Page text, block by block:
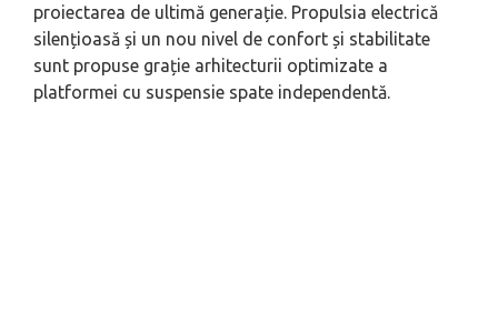
proiectarea de ultimă generație. Propulsia electrică
silențioasă și un nou nivel de confort și stabilitate
sunt propuse grație arhitecturii optimizate a
platformei cu suspensie spate independentă.